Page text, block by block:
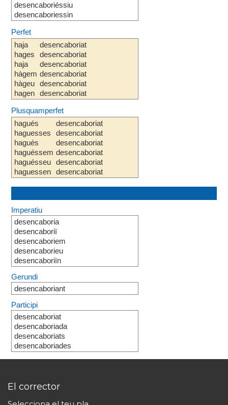
desencaboriéssiu
desencaboriessin
Perfet
haja
hages
haja
hàgem
hàgeu
hagen
desencaboriat
desencaboriat
desencaboriat
desencaboriat
desencaboriat
desencaboriat
Plusquamperfet
hagués
haguesses
hagués
haguéssem
haguésseu
haguessen
desencaboriat
desencaboriat
desencaboriat
desencaboriat
desencaboriat
desencaboriat
Imperatiu
desencaboria
desencaboriï
desencaboriem
desencaborieu
desencaboriïn
Gerundi
desencaboriant
Participi
desencaboriat
desencaboriada
desencaboriats
desencaboriades
El corrector